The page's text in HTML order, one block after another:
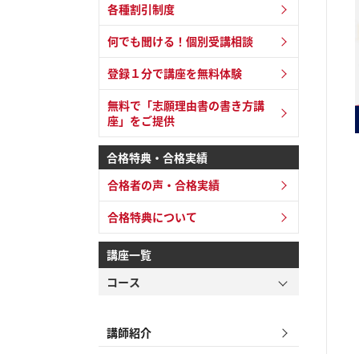
各種割引制度
何でも聞ける！個別受講相談
登録１分で講座を無料体験
無料で「志願理由書の書き方講
座」をご提供
合格特典・合格実績
合格者の声・合格実績
合格特典について
講座一覧
コース
講師紹介